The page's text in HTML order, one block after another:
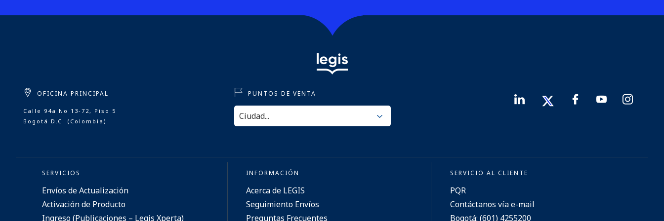
OFICINA PRINCIPAL
Calle 94a No 13-72, Piso 5
Bogotá D.C. (Colombia)
PUNTOS DE VENTA
SERVICIOS
Envíos de Actualización
Activación de Producto
Ingreso (Publicaciones – Legis Xperta)
INFORMACIÓN
Acerca de LEGIS
Seguimiento Envíos
Preguntas Frecuentes
SERVICIO AL CLIENTE
PQR
Contáctanos vía e-mail
Bogotá: (601) 4255200